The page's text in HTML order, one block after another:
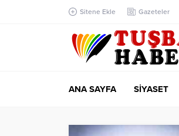
Sitene Ekle Gazeteler
ANA SAYFA SİYASET